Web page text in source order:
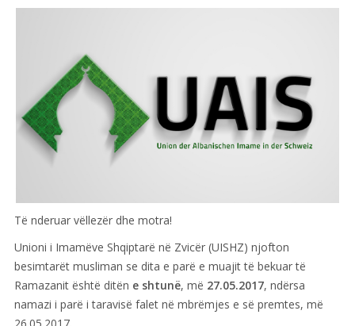
Të nderuar vëllezër dhe motra!
Unioni i Imamëve Shqiptarë në Zvicër (UISHZ) njofton
besimtarët musliman se dita e parë e muajit të bekuar të
Ramazanit është ditën e shtunë, më 27.05.2017, ndërsa
namazi i parë i taravisë falet në mbrëmjes e së premtes, më